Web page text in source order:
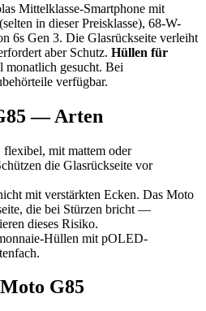
Mittelklasse-Smartphone mit
in dieser Preisklasse), 68-W-
6s Gen 3. Die Glasrückseite verleiht
aber Schutz. Hüllen für
monatlich gesucht. Bei
verfügbar.
— Arten
mit mattem oder
die Glasrückseite vor
mit verstärkten Ecken. Das Moto
die bei Stürzen bricht —
dieses Risiko.
Hüllen mit pOLED-
G85